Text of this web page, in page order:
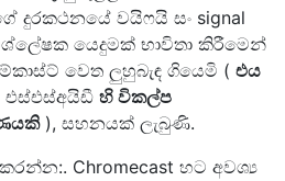
දුරකථනයේ වයිෆයි සං signal
යෙදුමක් භාවිතා කිරීමෙන්
වෙත ලුහුබැඳ ගියෙමි ( එය
හි විකල්ප
), සහනයක් ලැබුණි.
Chromecast හට අවශ්‍ය